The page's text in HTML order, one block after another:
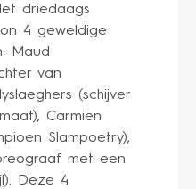
driedaags
4 geweldige
Maud
van
(schijver
Carmien
Slampoetry),
met een
Deze 4